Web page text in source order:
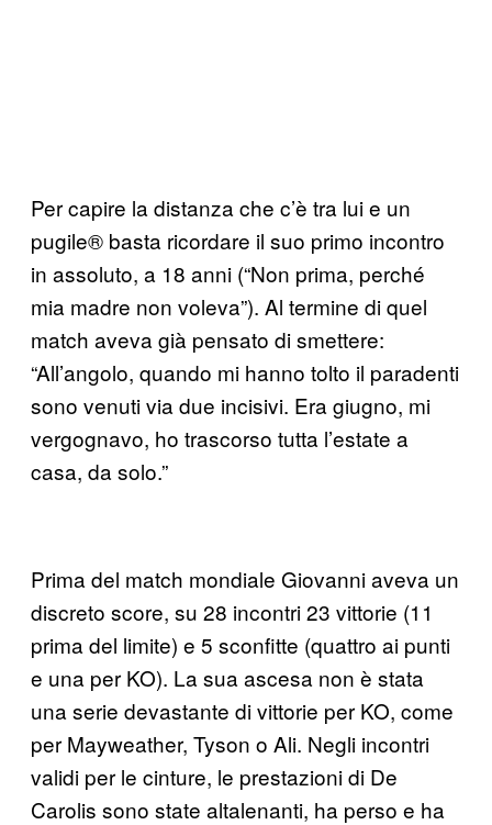
Per capire la distanza che c’è tra lui e un
pugile® basta ricordare il suo primo incontro
in assoluto, a 18 anni (“Non prima, perché
mia madre non voleva”). Al termine di quel
match aveva già pensato di smettere:
“All’angolo, quando mi hanno tolto il paradenti
sono venuti via due incisivi. Era giugno, mi
vergognavo, ho trascorso tutta l’estate a
casa, da solo.”
Prima del match mondiale Giovanni aveva un
discreto score, su 28 incontri 23 vittorie (11
prima del limite) e 5 sconfitte (quattro ai punti
e una per KO). La sua ascesa non è stata
una serie devastante di vittorie per KO, come
per Mayweather, Tyson o Ali. Negli incontri
validi per le cinture, le prestazioni di De
Carolis sono state altalenanti, ha perso e ha